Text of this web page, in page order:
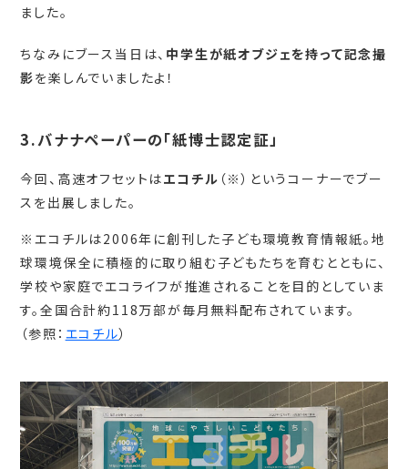
ました。
ちなみにブース当日は、 中学生が紙オブジェを持って記念撮
影を楽しんでいましたよ！
3.バナナペーパーの「紙博士認定証」
今回、高速オフセットはエコチル （※）というコーナーでブー
スを出展しました。
※エコチルは2006年に創刊した子ども環境教育情報紙。地
球環境保全に積極的に取り組む子どもたちを育むとともに、
学校や家庭でエコライフが推進されることを目的としていま
す。全国合計約118万部が毎月無料配布されています。
（参照： エコチル）